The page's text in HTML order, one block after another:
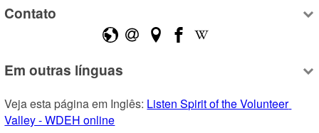
Contato
Em outras línguas
Veja esta página em Inglês: Listen Spirit of the Volunteer
Valley - WDEH online